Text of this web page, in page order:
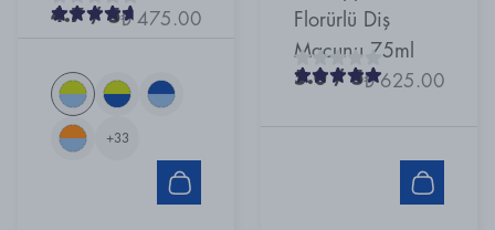
4.7/ 5₺ 475.00
+33
Florürlü Diş
Macunu 75ml
5.0/ 5₺ 625.00